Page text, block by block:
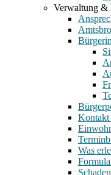
Verwaltung &
Kontakt
Was